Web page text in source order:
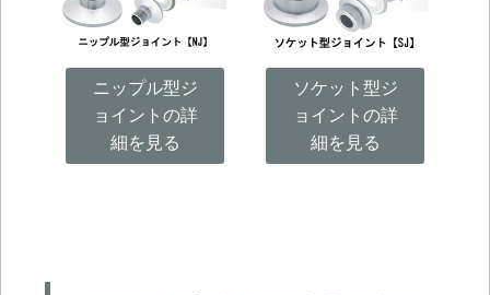
ニップル型ジ
ョイントの詳
細を見る
ソケット型ジ
ョイントの詳
細を見る